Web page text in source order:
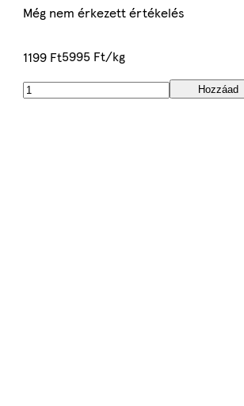
Még nem érkezett értékelés
1199 Ft5995 Ft/kg
Hozzáad